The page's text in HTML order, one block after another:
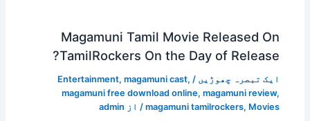
Magamuni Tamil Movie Released On
TamilRockers On the Day of Release?
ایک تبصرہ چھوڑیں /
Entertainment, magamuni cast,
magamuni free download online, magamuni review,
magamuni tamilrockers, Movies / از admin